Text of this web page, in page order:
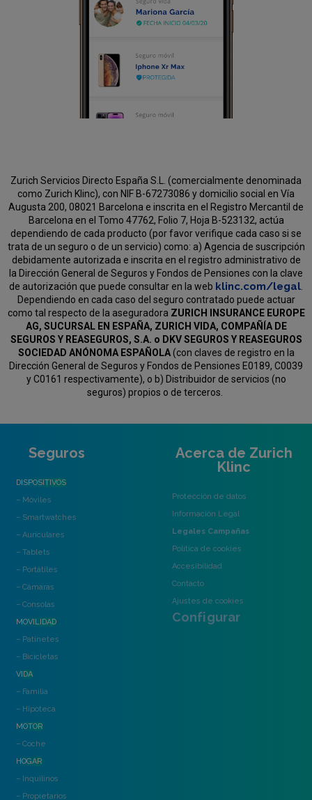
Zurich Servicios Directo España S.L. (comercialmente denominada
como Zurich Klinc), con NIF B-67273086 y domicilio social en Vía
Augusta 200, 08021 Barcelona e inscrita en el Registro Mercantil de
Barcelona en el Tomo 47762, Folio 7, Hoja B-523132, actúa
dependiendo de cada producto (por favor verifique cada caso si se
trata de un seguro o de un servicio) como: a) Agencia de suscripción
debidamente autorizada e inscrita en el registro administrativo de
la Dirección General de Seguros y Fondos de Pensiones con la clave
de autorización que puede consultar en la web klinc.com/legal.
Dependiendo en cada caso del seguro contratado puede actuar
como tal respecto de la aseguradora ZURICH INSURANCE EUROPE
AG, SUCURSAL EN ESPAÑA, ZURICH VIDA, COMPAÑÍA DE
SEGUROS Y REASEGUROS, S.A. o DKV SEGUROS Y REASEGUROS
SOCIEDAD ANÓNOMA ESPAÑOLA(con claves de registro en la
Dirección General de Seguros y Fondos de Pensiones E0189, C0039
y C0161 respectivamente), o b) Distribuidor de servicios (no
seguros) propios o de terceros.
Seguros
DISPOSITIVOS
– Móviles
– Smartwatches
– Auriculares
– Tablets
– Portátiles
– Cámaras
– Consolas
MOVILIDAD
– Patinetes
– Bicicletas
VIDA
– Familia
– Hipoteca
MOTOR
– Coche
HOGAR
– Inquilinos
– Propietarios
Acerca de Zurich
Klinc
Protección de datos
Información Legal
Legales Campañas
Política de cookies
Accesibilidad
Contacto
Ajustes de cookies
Configurar